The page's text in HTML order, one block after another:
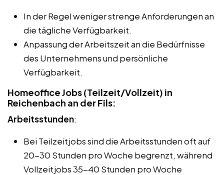
In der Regel weniger strenge Anforderungen an
die tägliche Verfügbarkeit.
Anpassung der Arbeitszeit an die Bedürfnisse
des Unternehmens und persönliche
Verfügbarkeit.
Homeoffice Jobs (Teilzeit/Vollzeit) in
Reichenbach an der Fils:
Arbeitsstunden:
Bei Teilzeitjobs sind die Arbeitsstunden oft auf
20-30 Stunden pro Woche begrenzt, während
Vollzeitjobs 35-40 Stunden pro Woche